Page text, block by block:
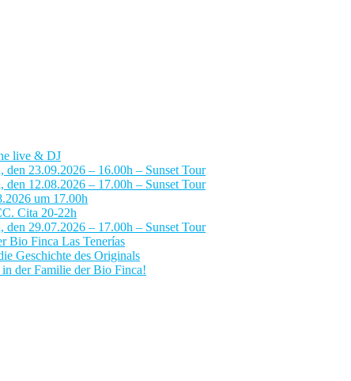
live & DJ
23.09.2026 – 16.00h – Sunset Tour
12.08.2026 – 17.00h – Sunset Tour
um 17.00h
Cita 20-22h
29.07.2026 – 17.00h – Sunset Tour
Bio Finca Las Tenerías
Geschichte des Originals
der Familie der Bio Finca!